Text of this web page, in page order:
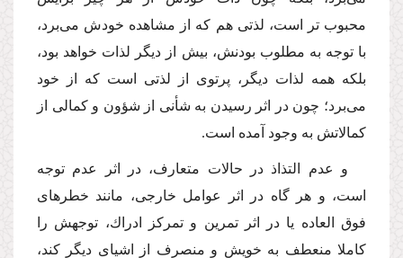
محبوب تر است، لذتى هم كه از مشاهده خودش مى‌برد،
با توجه به مطلوب بودنش، بیش از دیگر لذات خواهد بود،
بلكه همه لذات دیگر، پرتوى از لذتى است كه از خود
مى‌برد؛ چون در اثر رسیدن به شأنى از شؤون و كمالى از
كمالاتش به وجود آمده است.
و عدم التذاذ در حالات متعارف، در اثر عدم توجه
است، و هر گاه در اثر عوامل خارجى، مانند خطرهاى
فوق العاده یا در اثر تمرین و تمركز ادراك، توجهش را
كاملا منعطف به خویش و منصرف از اشیاى دیگر كند،